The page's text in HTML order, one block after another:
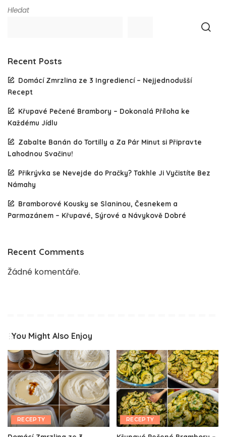
Hledat
Recent Posts
Domácí Zmrzlina ze 3 Ingrediencí – Nejjednodušší
Recept
Křupavé Pečené Brambory – Dokonalá Příloha ke
Každému Jídlu
Zabalte Banán do Tortilly a Za Pár Minut si Připravte
Lahodnou Svačinu!
Přikrývka se Nevejde do Pračky? Takhle Ji Vyčistíte Bez
Námahy
Bramborové Kousky se Slaninou, Česnekem a
Parmazánem – Křupavé, Sýrové a Návykově Dobré
Recent Comments
Žádné komentáře.
You Might Also Enjoy
RECEPTY RECEPTY